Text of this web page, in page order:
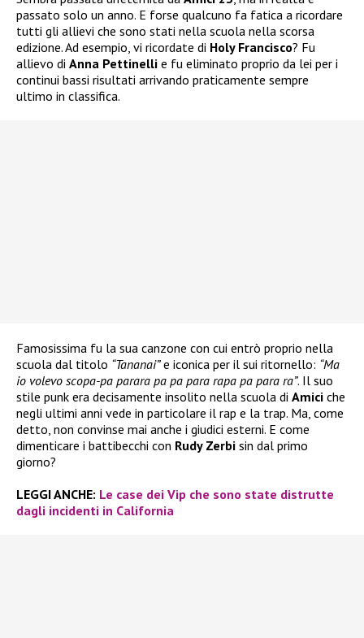
passato solo un anno. E forse qualcuno fa fatica a ricordare
tutti gli allievi che sono stati nella scuola nella scorsa
edizione. Ad esempio, vi ricordate di Holy Francisco? Fu
allievo di Anna Pettinelli e fu eliminato proprio da lei per i
continui bassi risultati arrivando praticamente sempre
ultimo in classifica.
Famosissima fu la sua canzone con cui entrò proprio nella
scuola dal titolo “Tananai”e iconica per il sui ritornello: “Ma
io volevo scopa-pa parara pa pa para rapa pa para ra”. Il suo
stile punk era decisamente insolito nella scuola di Amici che
negli ultimi anni vede in particolare il rap e la trap. Ma, come
detto, non convinse mai anche i giudici esterni. E come
dimenticare i battibecchi con Rudy Zerbi sin dal primo
giorno?
LEGGI ANCHE: Le case dei Vip che sono state distrutte
dagli incidenti in California